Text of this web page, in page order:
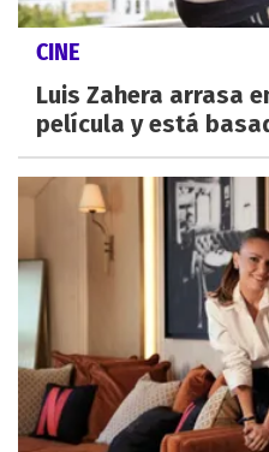
CINE
Luis Zahera arrasa
película y está